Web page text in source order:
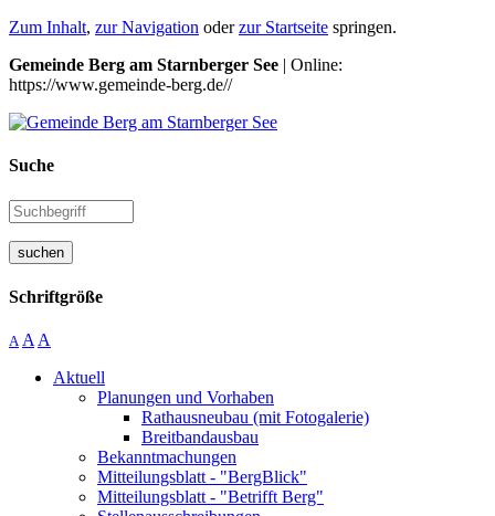
Zum Inhalt, zur Navigation oderzur Startseite springen.
Gemeinde Berg am Starnberger See | Online:
https://www.gemeinde-berg.de//
Suche
suchen
Schriftgröße
A A A
Aktuell
Planungen und Vorhaben
Rathausneubau (mit Fotogalerie)
Breitbandausbau
Bekanntmachungen
Mitteilungsblatt - "BergBlick"
Mitteilungsblatt - "Betrifft Berg"